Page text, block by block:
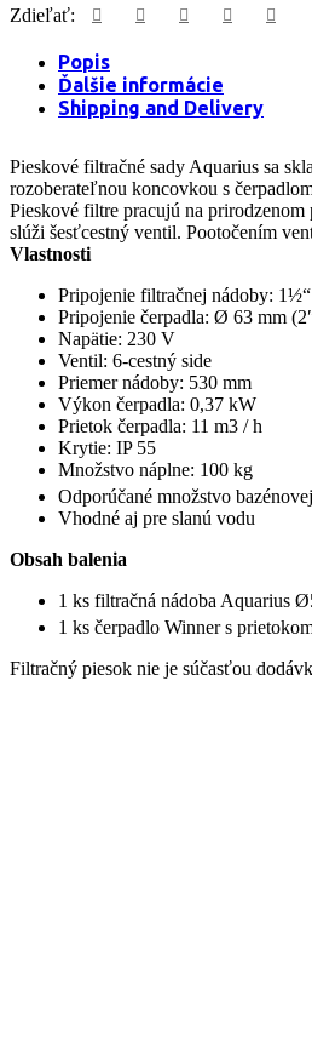
Zdieľať:
Popis
Ďalšie informácie
Shipping and Delivery
Pieskové filtračné sady Aquarius sa
rozoberateľnou koncovkou s
Pieskové filtre pracujú na
slúži šesťcestný ventil. Pootočením
Vlastnosti
Pripojenie filtračnej nádoby: 1½“
Pripojenie čerpadla: Ø 63 mm
Napätie: 230 V
Ventil: 6-cestný side
Priemer nádoby: 530 mm
Výkon čerpadla: 0,37 kW
Prietok čerpadla: 11 m3 / h
Krytie: IP 55
Množstvo náplne: 100 kg
Odporúčané množstvo
Vhodné aj pre slanú vodu
Obsah balenia
1 ks filtračná nádoba Aquarius
1 ks čerpadlo Winner s
Filtračný piesok nie je súčasťou